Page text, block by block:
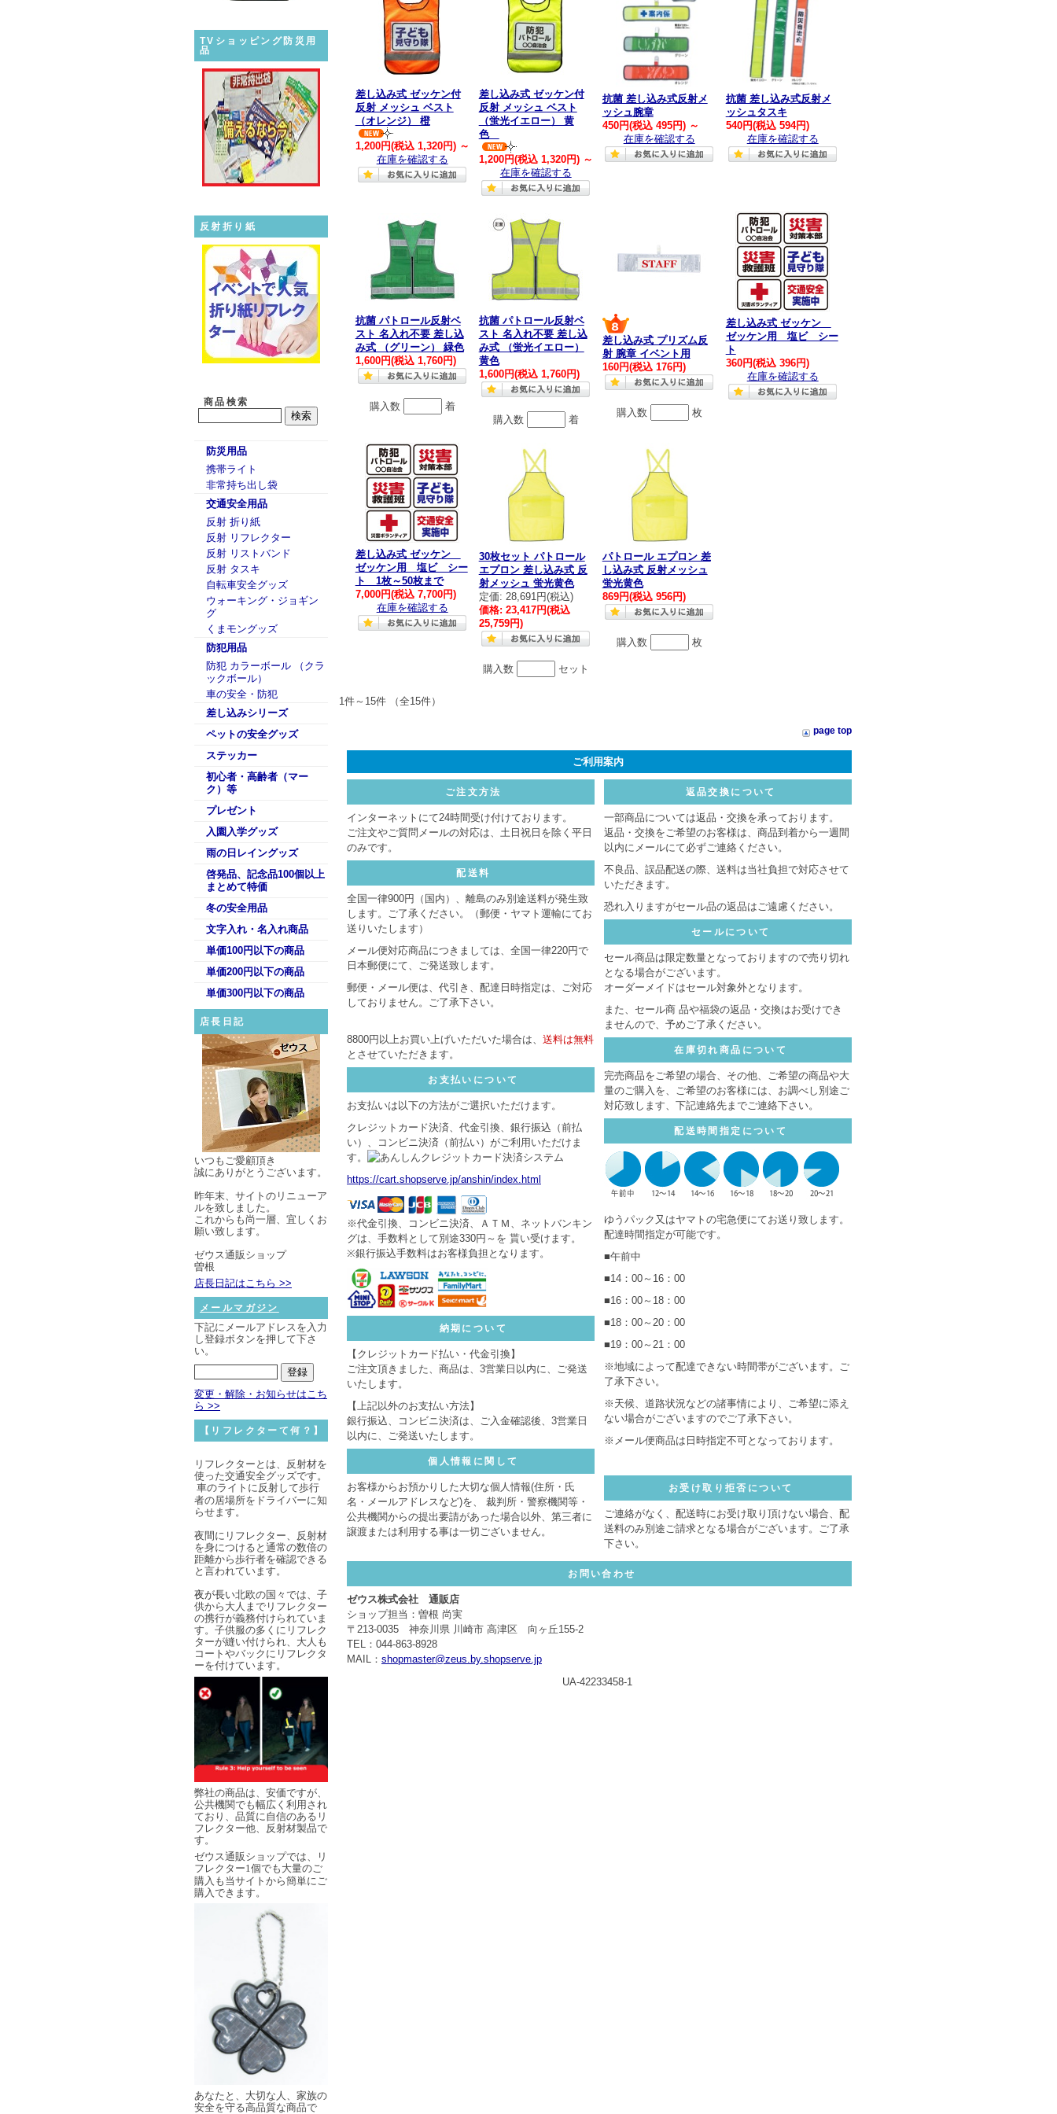
TVショッピング防災用
品
反射折り紙
商品検索
防災用品
携帯ライト
非常持ち出し袋
交通安全用品
反射 折り紙
反射 リフレクター
反射 リストバンド
反射 タスキ
自転車安全グッズ
ウォーキング・ジョギン
グ
くまモングッズ
防犯用品
防犯 カラーボール （クラ
ックボール）
車の安全・防犯
差し込みシリーズ
ペットの安全グッズ
ステッカー
初心者・高齢者（マー
ク）等
プレゼント
入園入学グッズ
雨の日レイングッズ
啓発品、記念品100個以上
まとめて特価
冬の安全用品
文字入れ・名入れ商品
単価100円以下の商品
単価200円以下の商品
単価300円以下の商品
店長日記
いつもご愛顧頂き
誠にありがとうございます。
昨年末、サイトのリニューア
ルを致しました。
これからも尚一層、宜しくお
願い致します。
ゼウス通販ショップ
曽根
店長日記はこちら >>
メールマガジン
下記にメールアドレスを入力
し登録ボタンを押して下さ
い。
変更・解除・お知らせはこち
ら >>
【リフレクターて何？】
リフレクターとは、反射材を
使った交通安全グッズです。
車のライトに反射して歩行
者の居場所をドライバーに知
らせます。
夜間にリフレクター、反射材
を身につけると通常の数倍の
距離から歩行者を確認できる
と言われています。
夜が長い北欧の国々では、子
供から大人までリフレクター
の携行が義務付けられていま
す。子供服の多くにリフレク
ターが縫い付けられ、大人も
コートやバックにリフレクタ
ーを付けています。
弊社の商品は、安価ですが、
公共機関でも幅広く利用され
ており、品質に自信のあるリ
フレクター他、反射材製品で
す。
ゼウス通販ショップでは、リ
フレクター1個でも大量のご
購入も当サイトから簡単にご
購入できます。
あなたと、大切な人、家族の
安全を守る高品質な商品で
差し込み式 ゼッケン付
反射 メッシュ ベスト
（オレンジ） 橙
1,200円(税込 1,320円) ～
在庫を確認する
差し込み式 ゼッケン付
反射 メッシュ ベスト
（蛍光イエロー） 黄
色
1,200円(税込 1,320円) ～
在庫を確認する
抗菌 差し込み式反射メ
ッシュ腕章
450円(税込 495円) ～
在庫を確認する
抗菌 差し込み式反射メ
ッシュタスキ
540円(税込 594円)
在庫を確認する
抗菌 パトロール反射ベ
スト 名入れ不要 差し込
み式 （グリーン） 緑色
1,600円(税込 1,760円)
購入数 着
抗菌 パトロール反射ベ
スト 名入れ不要 差し込
み式 （蛍光イエロー）
黄色
1,600円(税込 1,760円)
購入数 着
差し込み式 プリズム反
射 腕章 イベント用
160円(税込 176円)
購入数 枚
差し込み式 ゼッケン
ゼッケン用 塩ビ シー
ト
360円(税込 396円)
在庫を確認する
差し込み式 ゼッケン
ゼッケン用 塩ビ シー
ト 1枚～50枚まで
7,000円(税込 7,700円)
在庫を確認する
30枚セット パトロール
エプロン 差し込み式 反
射メッシュ 蛍光黄色
定価: 28,691円(税込)
価格: 23,417円(税込
25,759円)
購入数 セット
パトロール エプロン 差
し込み式 反射メッシュ
蛍光黄色
869円(税込 956円)
購入数 枚
1件～15件 （全15件）
page top
ご利用案内
ご注文方法
インターネットにて24時間受け付けております。
ご注文やご質問メールの対応は、土日祝日を除く平日
のみです。
配送料
全国一律900円（国内）、離島のみ別途送料が発生致
します。ご了承ください。（郵便・ヤマト運輸にてお
送りいたします）
メール便対応商品につきましては、全国一律220円で
日本郵便にて、ご発送致します。
郵便・メール便は、代引き、配達日時指定は、ご対応
しておりません。ご了承下さい。
8800円以上お買い上げいただいた場合は、 送料は無料
とさせていただきます。
お支払いについて
お支払いは以下の方法がご選択いただけます。
クレジットカード決済、代金引換、銀行振込（前払
い）、コンビニ決済（前払い）がご利用いただけま
す。
https://cart.shopserve.jp/anshin/index.html
※代金引換、コンビニ決済、ＡＴＭ、ネットバンキン
グは、手数料として別途330円～を 貰い受けます。
※銀行振込手数料はお客様負担となります。
納期について
【クレジットカード払い・代金引換】
ご注文頂きました、商品は、3営業日以内に、ご発送
いたします。
【上記以外のお支払い方法】
銀行振込、コンビニ決済は、ご入金確認後、3営業日
以内に、ご発送いたします。
個人情報に関して
お客様からお預かりした大切な個人情報(住所・氏
名・メールアドレスなど)を、 裁判所・警察機関等・
公共機関からの提出要請があった場合以外、第三者に
譲渡または利用する事は一切ございません。
返品交換について
一部商品については返品・交換を承っております。
返品・交換をご希望のお客様は、商品到着から一週間
以内にメールにて必ずご連絡ください。
不良品、誤品配送の際、送料は当社負担で対応させて
いただきます。
恐れ入りますがセール品の返品はご遠慮ください。
セールについて
セール商品は限定数量となっておりますので売り切れ
となる場合がございます。
オーダーメイドはセール対象外となります。
また、セール商 品や福袋の返品・交換はお受けでき
ませんので、予めご了承ください。
在庫切れ商品について
完売商品をご希望の場合、その他、ご希望の商品や大
量のご購入を、ご希望のお客様には、お調べし別途ご
対応致します、下記連絡先までご連絡下さい。
配送時間指定について
ゆうパック又はヤマトの宅急便にてお送り致します。
配達時間指定が可能です。
■午前中
■14：00～16：00
■16：00～18：00
■18：00～20：00
■19：00～21：00
※地域によって配達できない時間帯がございます。ご
了承下さい。
※天候、道路状況などの諸事情により、ご希望に添え
ない場合がございますのでご了承下さい。
※メール便商品は日時指定不可となっております。
お受け取り拒否について
ご連絡がなく、配送時にお受け取り頂けない場合、配
送料のみ別途ご請求となる場合がございます。ご了承
下さい。
お問い合わせ
ゼウス株式会社 通販店
ショップ担当：曽根 尚実
〒213-0035 神奈川県 川崎市 高津区 向ヶ丘155-2
TEL：044-863-8928
MAIL： shopmaster@zeus.by.shopserve.jp
UA-42233458-1